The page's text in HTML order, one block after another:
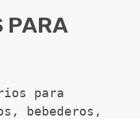
PARA
para
bebederos,